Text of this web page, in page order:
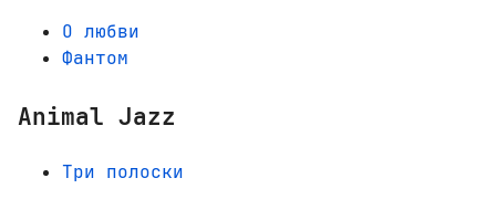
О любви
Фантом
Animal Jazz
Три полоски